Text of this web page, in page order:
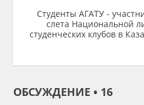
Студенты АГАТУ -
слета Национальной
студенческих клубов в
ОБСУЖДЕНИЕ • 16